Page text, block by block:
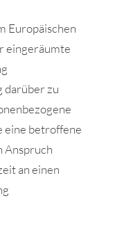
Europäischen
eingeräumte
darüber zu
eine betroffene
Anspruch
an einen